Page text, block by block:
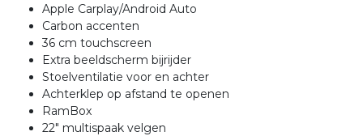
Apple Carplay/Android Auto
Carbon accenten
36 cm touchscreen
Extra beeldscherm bijrijder
Stoelventilatie voor en achter
Achterklep op afstand te openen
RamBox
22" multispaak velgen